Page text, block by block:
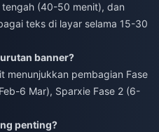
(40-50 menit), dan
teks di layar selama 15-30
banner?
menunjukkan pembagian Fase
6 Mar), Sparxie Fase 2 (6-
penting?